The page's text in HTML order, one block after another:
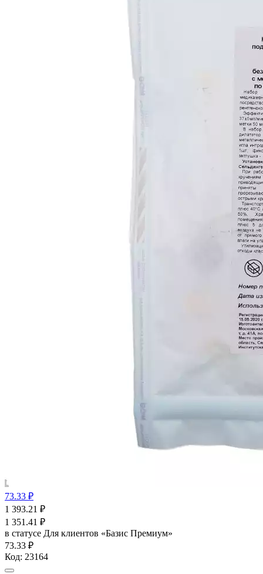
73.33 ₽
1 393.21 ₽
1 351.41 ₽
в статусе Для клиентов «Базис Премиум»
73.33 ₽
Код: 23164